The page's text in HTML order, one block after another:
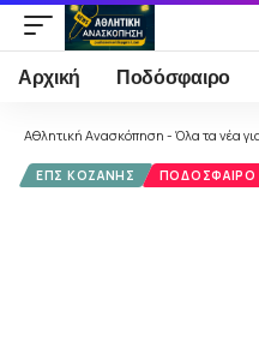
Αρχική Ποδόσφαιρο
Αθλητική Ανασκόπηση - Όλα τα νέα
ΕΠΣ ΚΟΖΆΝΗΣ ΠΟΔΌΣΦΑΙΡΟ